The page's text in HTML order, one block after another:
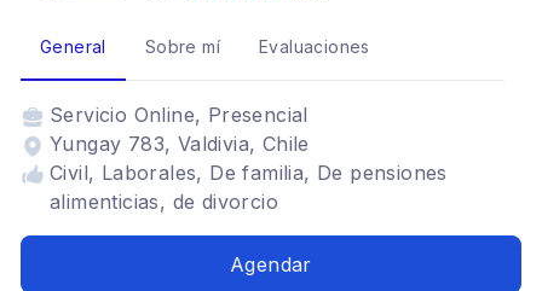
General Sobre mí Evaluaciones
Servicio Online, Presencial
Yungay 783, Valdivia, Chile
Civil, Laborales, De familia, De pensiones
alimenticias, de divorcio
Agendar